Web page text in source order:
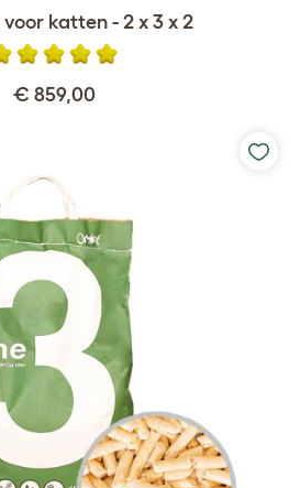
voor katten - 2 x 3 x 2
€ 859,00